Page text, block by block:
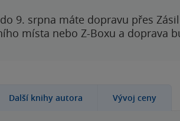
9. srpna máte dopravu přes
místa nebo Z-Boxu a doprava
Další knihy autora Vývoj ceny